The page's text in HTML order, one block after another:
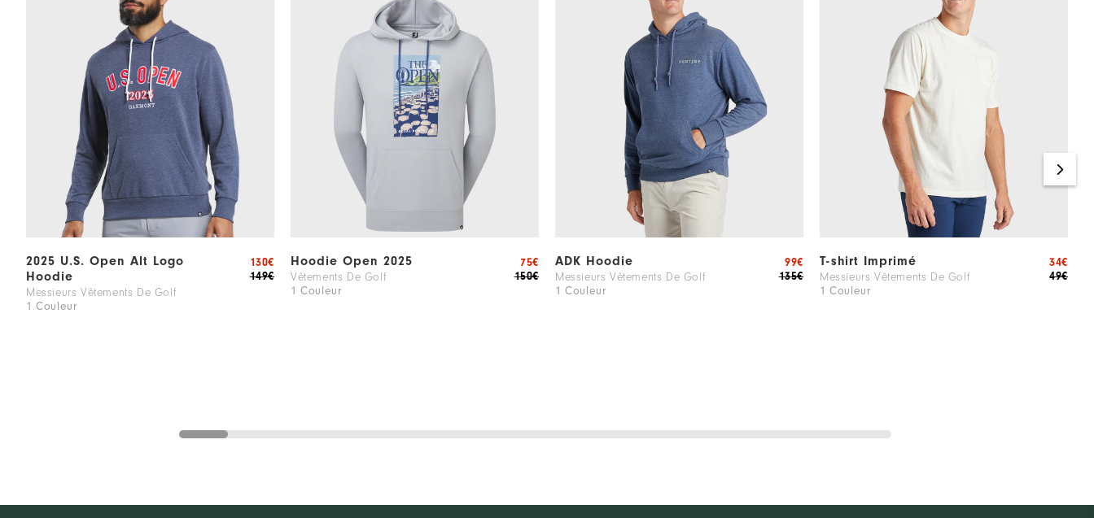
2025 U.S. Open Alt Logo
Hoodie
Messieurs Vêtements De Golf
1 Couleur
149€
130€ Hoodie Open 2025
Vêtements De Golf
1 Couleur
150€
75€ ADK Hoodie
Messieurs Vêtements De Golf
1 Couleur
135€
99€ T-shirt Imprimé
Messieurs Vêtements De Golf
1 Couleur
49€
34€